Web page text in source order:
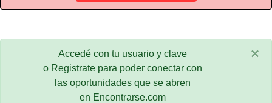
Accedé con tu usuario y clave
o Registrate para poder conectar con
las oportunidades que se abren
en Encontrarse.com
×